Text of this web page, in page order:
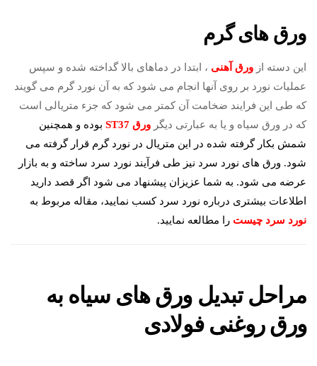
ورق های گرم
این دسته از ورق آهنی ، ابتدا در دماهای بالا گداخته شده و سپس
عملیات نورد بر روی آنها انجام می شود که به آن نورد گرم می گویند
که طی این فرایند ضخامت آن کمتر می شود که جزء متریالی است
که در ورق سیاه و یا به عبارتی دیگر ورق ST37
بوده و همچنین
شمش بکار گرفته شده در این متریال در نورد گرم قرار گرفته می
شود. ورق های نورد سرد نیز طی فرآیند نورد سرد ساخته و به بازار
عرضه می شود. به شما عزیزان پیشنهاد می شود اگر قصد دارید
اطلاعات بیشتری درباره نورد سرد کسب نمایید، مقاله مربوط به
نورد سرد چیست را مطالعه نمایید.
مراحل تبدیل ورق های سیاه به
ورق روغنی فولادی